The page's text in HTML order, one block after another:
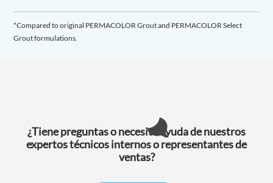
*Compared to original PERMACOLOR Grout and PERMACOLOR Select
Grout formulations.
¿Tiene preguntas o necesita ayuda de nuestros
expertos técnicos internos o representantes de
ventas?